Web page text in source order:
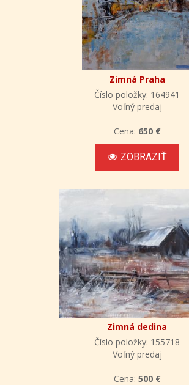
Zimná Praha
Číslo položky: 164941
Voľný predaj
Cena: 650 €
ZOBRAZIŤ
Zimná dedina
Číslo položky: 155718
Voľný predaj
Cena: 500 €